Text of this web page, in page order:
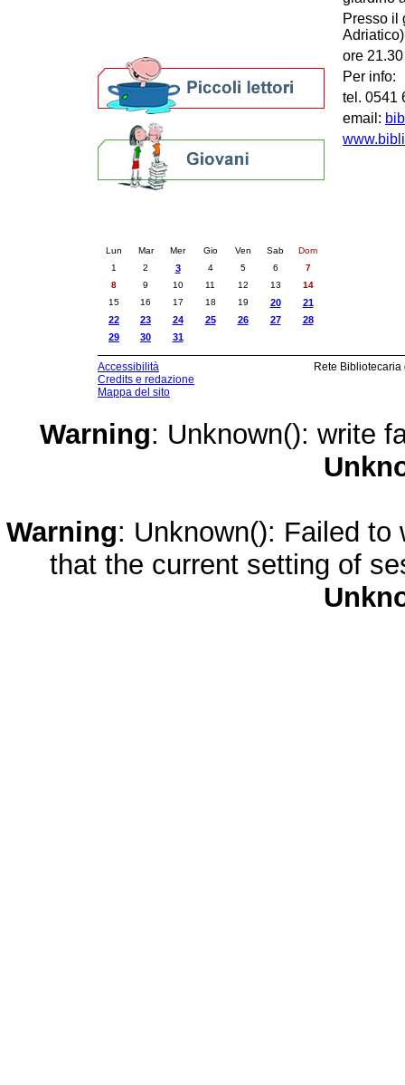
Presso il
ore 21.30
Per info:
tel. 0541
email:
Lun Mar Mer Gio Ven Sab
Dom
1
2 3 4 5 6
7
8
9 10 11 12 13
14
15
16 17 18 19 20
21
22
23 24 25 26 27
28
29
30 31
Accessibilità
Credits e redazione
Mappa del sito
Rete
Warning: Unknown(): write
Warning: Unknown(): Failed
that the current setting of